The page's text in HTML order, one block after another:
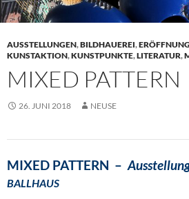
AUSSTELLUNGEN,BILDHAUEREI,
KUNSTAKTION,KUNSTPUNKTE,LITERATUR,
MIXED PATTERN
26. JUNI 2018 NEUSE
MIXED PATTERN –
BALLHAUS